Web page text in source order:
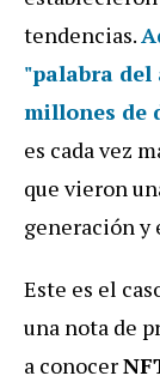
tendencias.
"palabra del
millones de
es cada vez
que vieron
generación y
Este es el
una nota de
a conocer